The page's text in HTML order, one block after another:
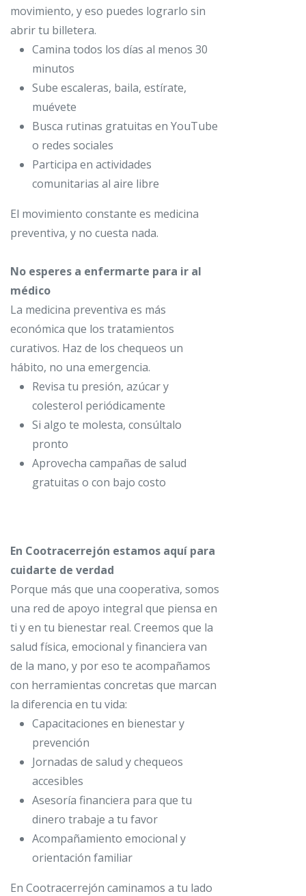
movimiento, y eso puedes lograrlo sin
abrir tu billetera.
Camina todos los días al menos 30
minutos
Sube escaleras, baila, estírate,
muévete
Busca rutinas gratuitas en YouTube
o redes sociales
Participa en actividades
comunitarias al aire libre
El movimiento constante es medicina
preventiva, y no cuesta nada.
No esperes a enfermarte para ir al
médico
La medicina preventiva es más
económica que los tratamientos
curativos. Haz de los chequeos un
hábito, no una emergencia.
Revisa tu presión, azúcar y
colesterol periódicamente
Si algo te molesta, consúltalo
pronto
Aprovecha campañas de salud
gratuitas o con bajo costo
En Cootracerrejón estamos aquí para
cuidarte de verdad
Porque más que una cooperativa, somos
una red de apoyo integral que piensa en
ti y en tu bienestar real. Creemos que la
salud física, emocional y financiera van
de la mano, y por eso te acompañamos
con herramientas concretas que marcan
la diferencia en tu vida:
Capacitaciones en bienestar y
prevención
Jornadas de salud y chequeos
accesibles
Asesoría financiera para que tu
dinero trabaje a tu favor
Acompañamiento emocional y
orientación familiar
En Cootracerrejón caminamos a tu lado